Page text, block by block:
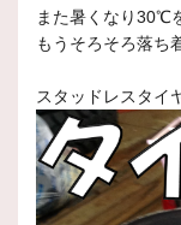
また暑くなり30℃
もうそろそろ落ち
スタッドレスタイ